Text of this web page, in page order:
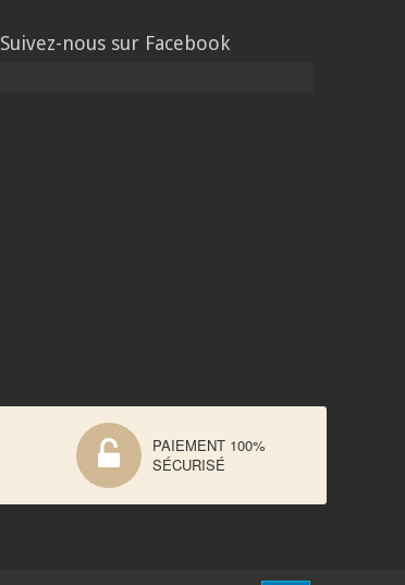
Suivez-nous sur Facebook
PAIEMENT 100%
SÉCURISÉ